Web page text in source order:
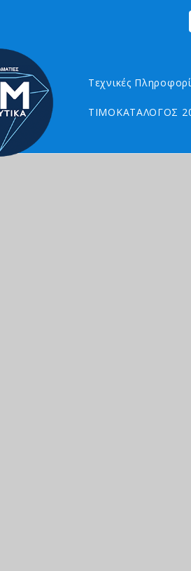
Τεχνικές
ΤΙΜΟΚΑΤΑΛΟΓΟΣ